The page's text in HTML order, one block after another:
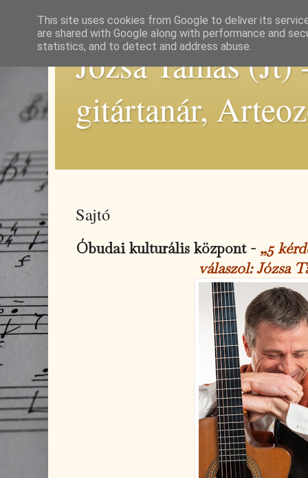
Józsa Tamás (Jt)
gitártanár,
Sajtó
Óbudai kulturális központ - „5
válaszol: Józsa
This site uses cookies from Google to deliver its
are shared with Google along with performance and
statistics, and to detect and address abuse.